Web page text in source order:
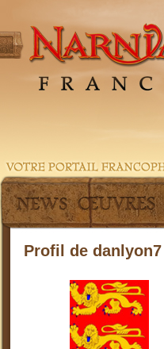
Profil de danlyon7